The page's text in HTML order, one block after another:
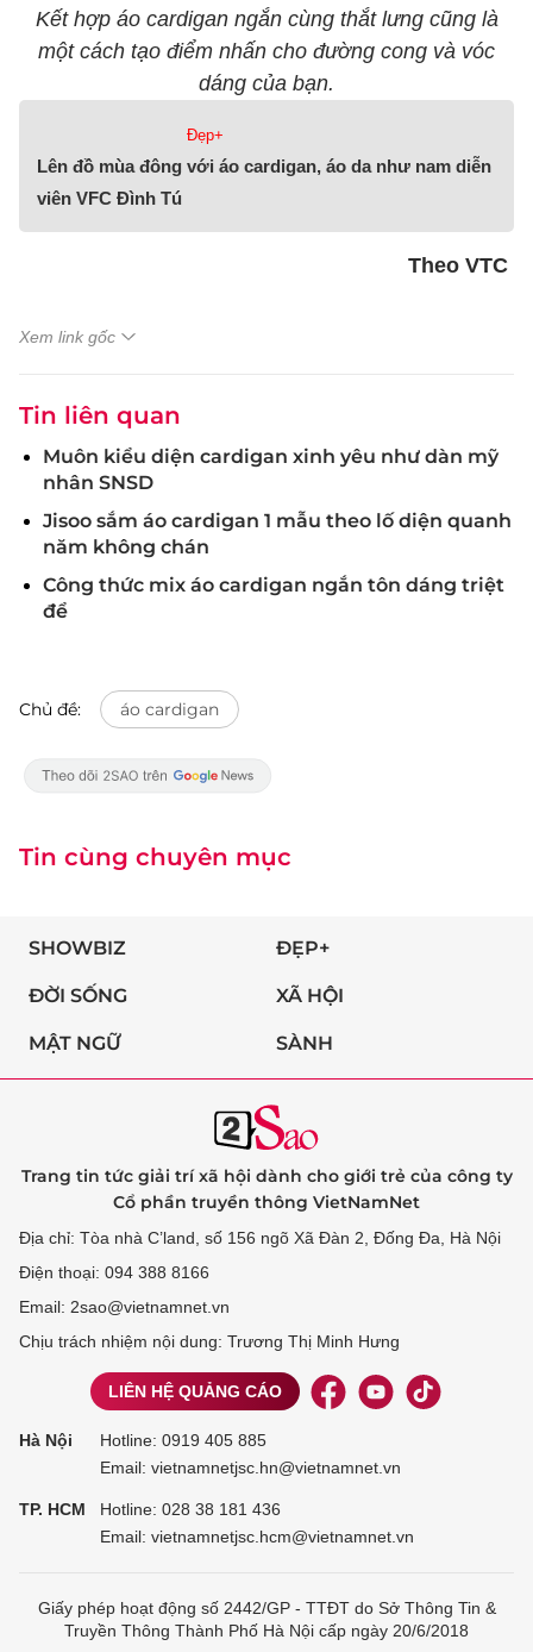
Kết hợp áo cardigan ngắn cùng thắt lưng cũng là
một cách tạo điểm nhấn cho đường cong và vóc
dáng của bạn.
Đẹp+
Lên đồ mùa đông với áo cardigan, áo da như nam diễn
viên VFC Đình Tú
Theo VTC
Xem link gốc
Tin liên quan
Muôn kiểu diện cardigan xinh yêu như dàn mỹ
nhân SNSD
Jisoo sắm áo cardigan 1 mẫu theo lố diện quanh
năm không chán
Công thức mix áo cardigan ngắn tôn dáng triệt
để
Chủ đề: áo cardigan
Tin cùng chuyên mục
SHOWBIZ ĐẸP+
ĐỜI SỐNG XÃ HỘI
MẬT NGỮ SÀNH
Trang tin tức giải trí xã hội dành cho giới trẻ của công ty
Cổ phần truyền thông VietNamNet
Địa chỉ: Tòa nhà C’land, số 156 ngõ Xã Đàn 2, Đống Đa, Hà Nội
Điện thoại: 094 388 8166
Email: 2sao@vietnamnet.vn
Chịu trách nhiệm nội dung: Trương Thị Minh Hưng
LIÊN HỆ QUẢNG CÁO
Hà Nội Hotline: 0919 405 885
Email: vietnamnetjsc.hn@vietnamnet.vn
TP. HCM Hotline: 028 38 181 436
Email: vietnamnetjsc.hcm@vietnamnet.vn
Giấy phép hoạt động số 2442/GP - TTĐT do Sở Thông Tin &
Truyền Thông Thành Phố Hà Nội cấp ngày 20/6/2018